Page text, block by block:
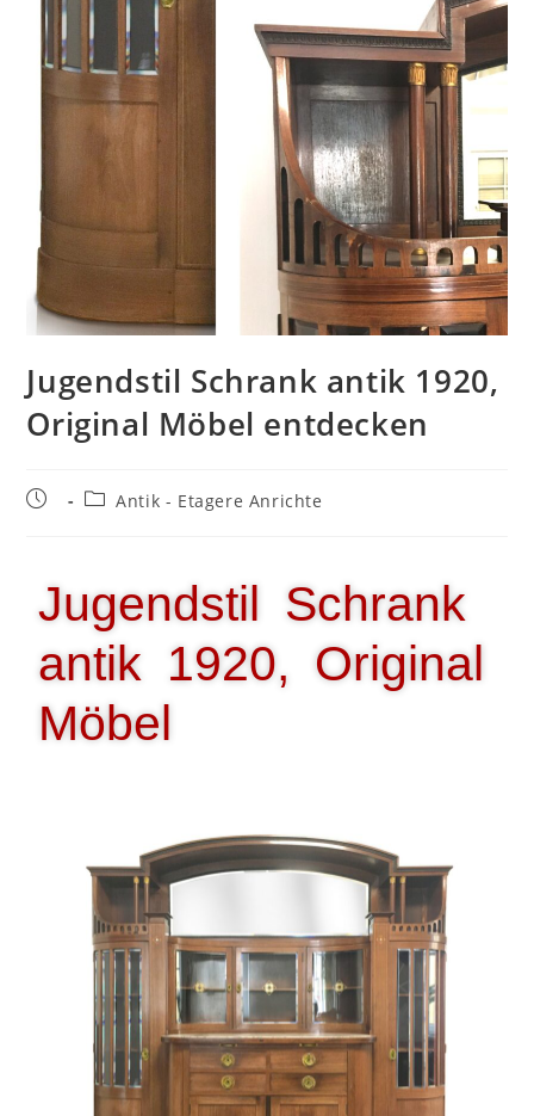
Jugendstil Schrank antik 1920,
Original Möbel entdecken
Antik - Etagere Anrichte
Jugendstil Schrank
antik 1920, Original
Möbel